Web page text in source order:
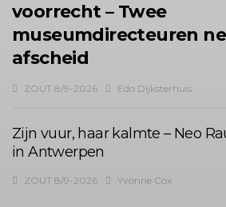
voorrecht – Twee
museumdirecteuren
afscheid
ZOUT 8/9-2026 Edo Dijksterhuis
Zijn vuur, haar kalmte – Neo
in Antwerpen
ZOUT 8/9-2026 Yvonne Cox